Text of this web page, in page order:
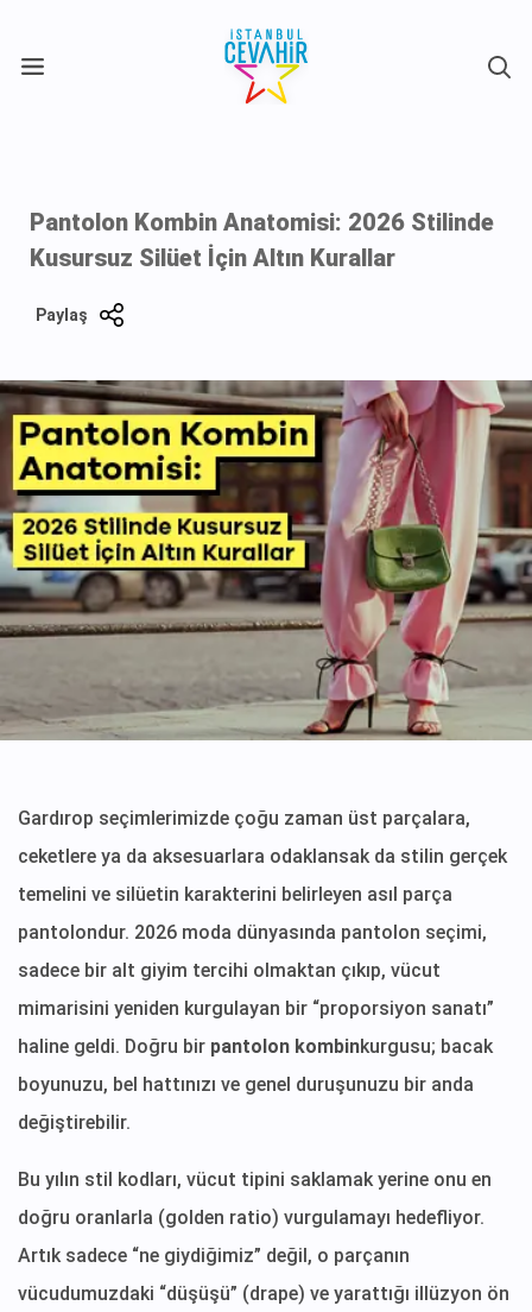
Pantolon Kombin Anatomisi: 2026 Stilinde
Kusursuz Silüet İçin Altın Kurallar
Paylaş
Gardırop seçimlerimizde çoğu zaman üst parçalara,
ceketlere ya da aksesuarlara odaklansak da stilin gerçek
temelini ve silüetin karakterini belirleyen asıl parça
pantolondur. 2026 moda dünyasında pantolon seçimi,
sadece bir alt giyim tercihi olmaktan çıkıp, vücut
mimarisini yeniden kurgulayan bir “proporsiyon sanatı”
haline geldi. Doğru bir pantolon kombinkurgusu; bacak
boyunuzu, bel hattınızı ve genel duruşunuzu bir anda
değiştirebilir.
Bu yılın stil kodları, vücut tipini saklamak yerine onu en
doğru oranlarla (golden ratio) vurgulamayı hedefliyor.
Artık sadece “ne giydiğimiz” değil, o parçanın
vücudumuzdaki “düşüşü” (drape) ve yarattığı illüzyon ön